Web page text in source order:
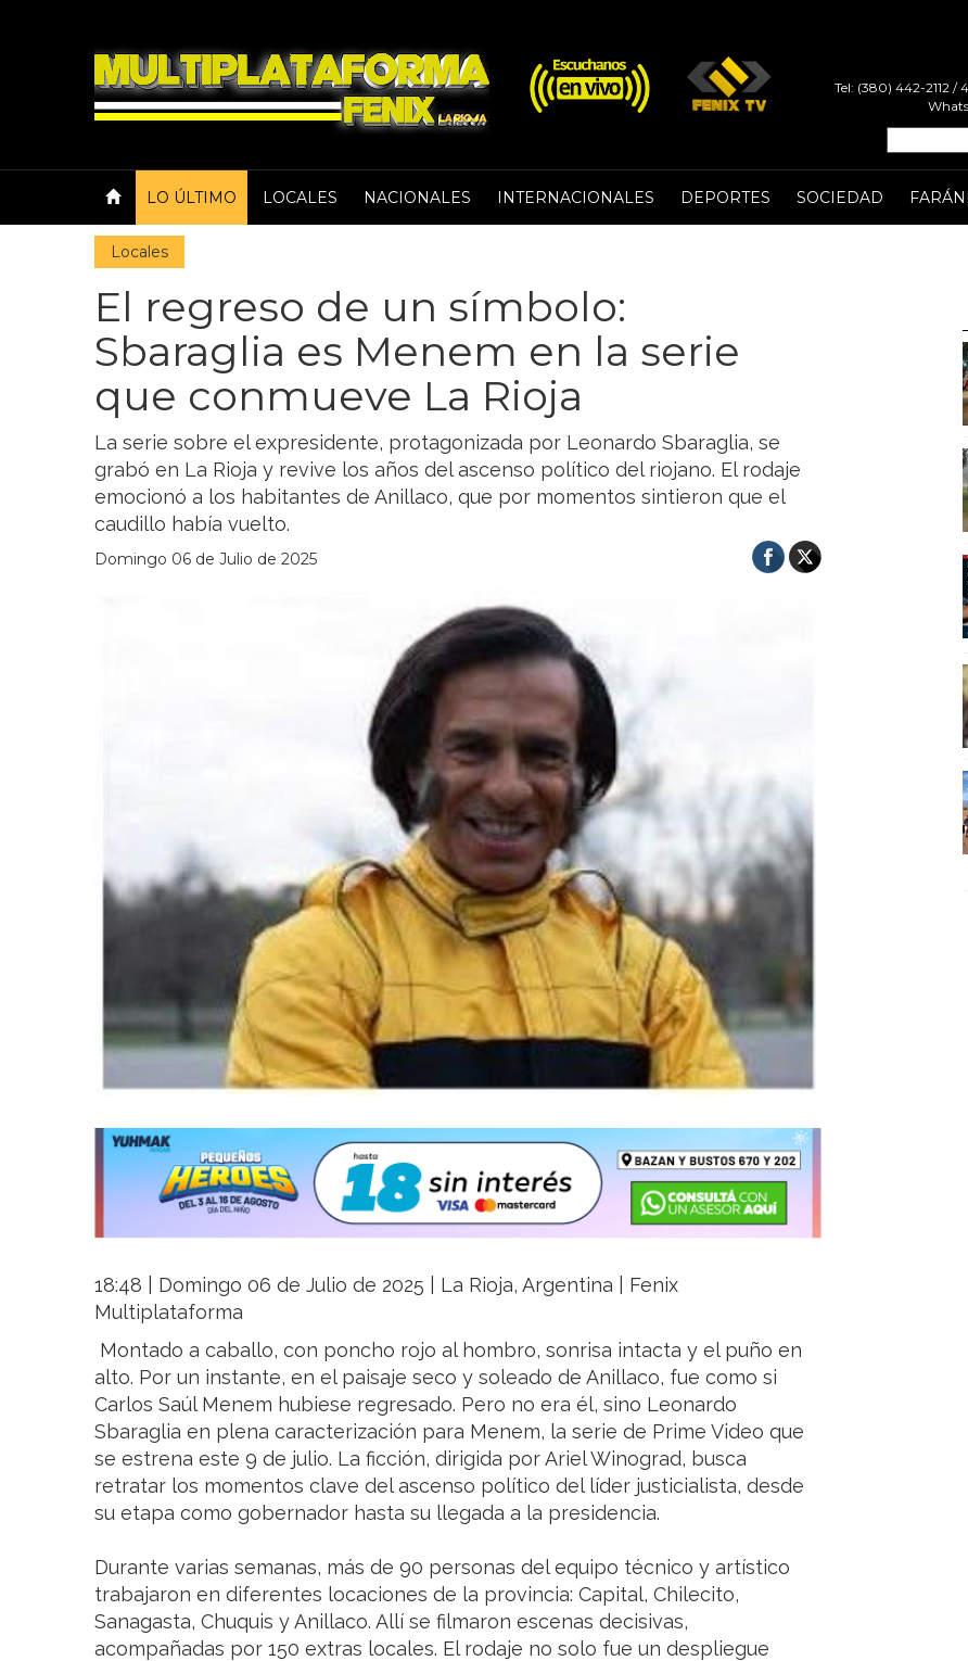
Tel: (380) 442-2112
LO ÚLTIMO LOCALES NACIONALES INTERNACIONALES DEPORTES SOCIEDAD
Locales
El regreso de un símbolo:
Sbaraglia es Menem en la serie
que conmueve La Rioja
La serie sobre el expresidente, protagonizada por Leonardo Sbaraglia, se
grabó en La Rioja y revive los años del ascenso político del riojano. El rodaje
emocionó a los habitantes de Anillaco, que por momentos sintieron que el
caudillo había vuelto.
Domingo 06 de Julio de 2025
18:48 | Domingo 06 de Julio de 2025 | La Rioja, Argentina | Fenix
Multiplataforma
Montado a caballo, con poncho rojo al hombro, sonrisa intacta y el puño en
alto. Por un instante, en el paisaje seco y soleado de Anillaco, fue como si
Carlos Saúl Menem hubiese regresado. Pero no era él, sino Leonardo
Sbaraglia en plena caracterización para Menem, la serie de Prime Video que
se estrena este 9 de julio. La ficción, dirigida por Ariel Winograd, busca
retratar los momentos clave del ascenso político del líder justicialista, desde
su etapa como gobernador hasta su llegada a la presidencia.
Durante varias semanas, más de 90 personas del equipo técnico y artístico
trabajaron en diferentes locaciones de la provincia: Capital, Chilecito,
Sanagasta, Chuquis y Anillaco. Allí se filmaron escenas decisivas,
acompañadas por 150 extras locales. El rodaje no solo fue un despliegue